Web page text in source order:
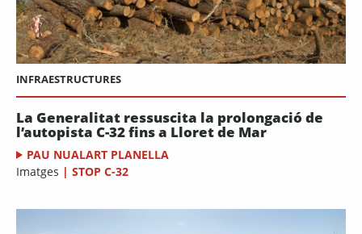
INFRAESTRUCTURES
La Generalitat ressuscita la prolongació de
l’autopista C-32 fins a Lloret de Mar
PAU NUALART PLANELLA
Imatges | STOP C-32